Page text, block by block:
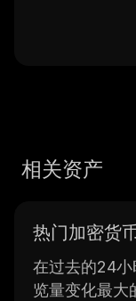
相关资产
热门加密货
在过去的24小
览量变化最大